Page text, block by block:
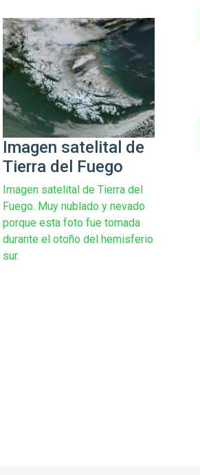
Imagen satelital de
Tierra del Fuego
Imagen satelital de Tierra del
Fuego. Muy nublado y nevado
porque esta foto fue tomada
durante el otoño del hemisferio
sur.